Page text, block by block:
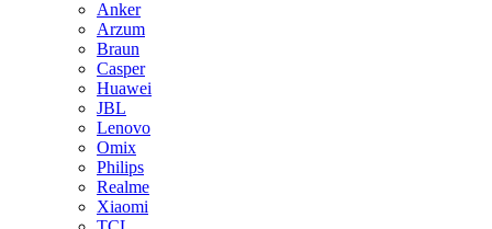
Anker
Arzum
Braun
Casper
Huawei
JBL
Lenovo
Omix
Philips
Realme
Xiaomi